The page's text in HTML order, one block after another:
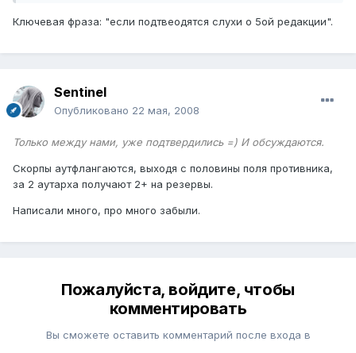
Ключевая фраза: "если подтвеодятся слухи о 5ой редакции".
Sentinel
Опубликовано 22 мая, 2008
Только между нами, уже подтвердились =) И обсуждаются.
Скорпы аутфлангаются, выходя с половины поля противника,
за 2 аутарха получают 2+ на резервы.
Написали много, про много забыли.
Пожалуйста, войдите, чтобы
комментировать
Вы сможете оставить комментарий после входа в